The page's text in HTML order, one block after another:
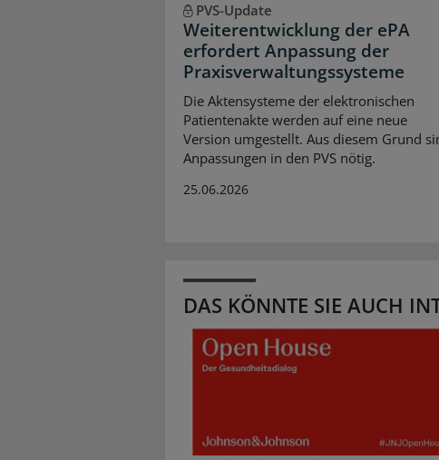
PVS-Update
Weiterentwicklung der ePA
erfordert Anpassung der
Praxisverwaltungssysteme
Die Aktensysteme der elektronischen
Patientenakte werden auf eine neue
Version umgestellt. Aus diesem Grund
Anpassungen in den PVS nötig.
25.06.2026
DAS KÖNNTE SIE AUCH